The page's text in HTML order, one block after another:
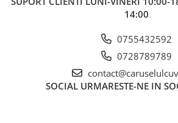
14:00
0755432592
0728789789
SOCIAL URMARESTE-NE IN